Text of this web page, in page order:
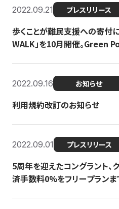
2022.09.21 プレスリリース
歩くことが難民支援への寄付
WALK」を10月開催。Green
2022.09.16 お知らせ
利用規約改訂のお知らせ
2022.09.01 プレスリリース
5周年を迎えたコングラント、
済手数料0%をフリープラン